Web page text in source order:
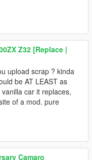
Z32 [Replace |
upload scrap ? kinda
be AT LEAST as
car it replaces,
of a mod. pure
Camaro